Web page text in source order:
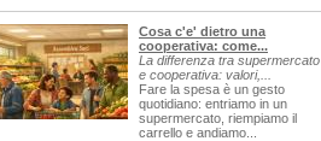
Cosa c'e' dietro una
cooperativa: come...
La differenza tra supermercato
e cooperativa: valori,...
Fare la spesa è un gesto
quotidiano: entriamo in un
supermercato, riempiamo il
carrello e andiamo...